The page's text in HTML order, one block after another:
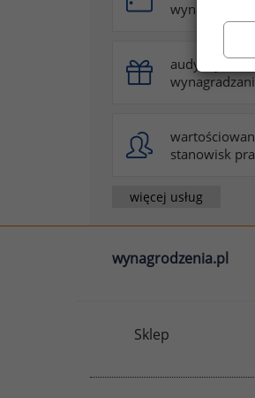
wynagradzania
audyt
stanowisk
więcej usług
wynagrodzenia.pl
Sklep